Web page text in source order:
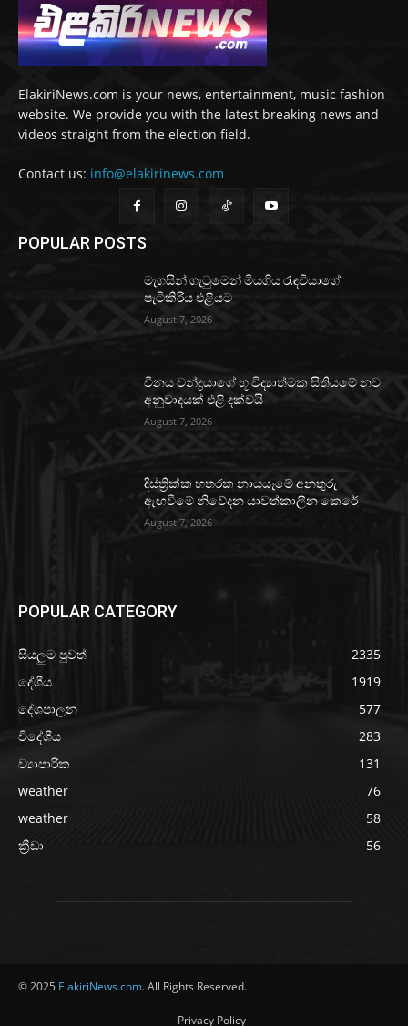
ElakiriNews.com is your news, entertainment, music fashion
website. We provide you with the latest breaking news and
videos straight from the election field.
Contact us: info@elakirinews.com
POPULAR POSTS
මැගසින් ගැටුමෙන් මියගිය රැඳවියාගේ
පැටිකිරිය එළියට
August 7, 2026
චීනය චන්ද්‍රයාගේ භූ විද්‍යාත්මක සිතියමේ නව
අනුවාදයක් එළි දක්වයි
August 7, 2026
දිස්ත්‍රික්ක හතරක නායයෑමේ අනතුරු
ඇඟවීමේ නිවේදන යාවත්කාලීන කෙරේ
August 7, 2026
POPULAR CATEGORY
සියලුම පුවත්
2335
දේශීය
1919
දේශපාලන
577
විදේශීය
283
ව්‍යාපාරික
131
weather
76
weather
58
ක්‍රීඩා
56
© 2025 ElakiriNews.com. All Rights Reserved.
Privacy Policy